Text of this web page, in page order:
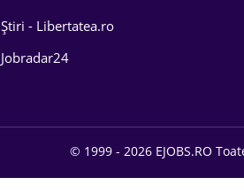
Știri - Libertatea.ro
Jobradar24
© 1999 - 2026 EJOBS.RO